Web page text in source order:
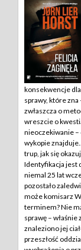
konsekwencje
sprawy, które
zwłaszcza o
wreszcie o
nieoczekiwanie –
wykopie
trup, jak się
Identyfikacja jest
niemal 25 lat
pozostało
może komisarz
terminem? Nie
sprawę – właśnie
znaleziono jej
przeszłość